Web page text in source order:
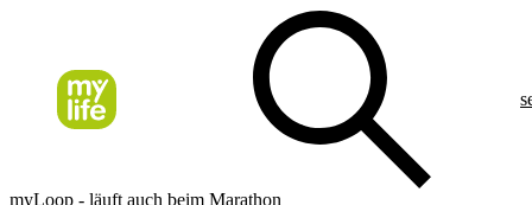
myLoop - läuft auch beim Marathon